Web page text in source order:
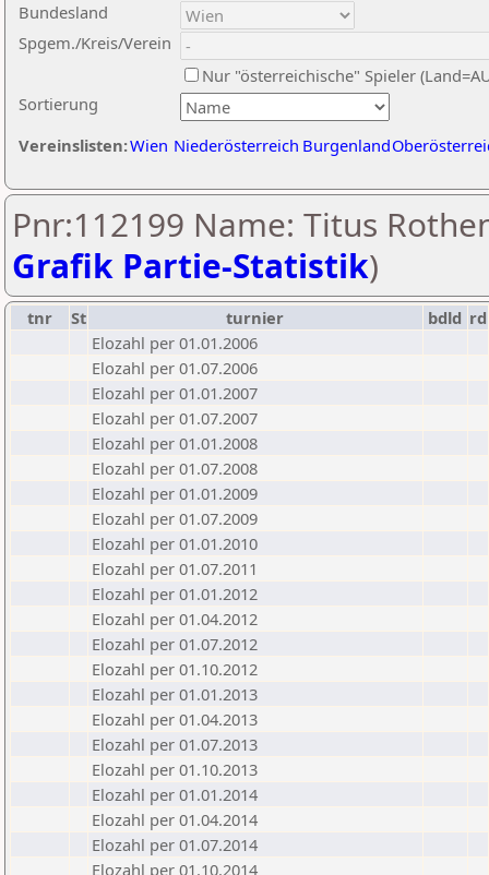
Sortierung
Bundesland
Spgem./Kreis/Verein
Nur "österreichische" Spieler
Vereinslisten:Wien Niederösterreich Burgenland
Pnr:112199 Name: Titus
Grafik Partie-Statistik)
tnr St turnier bdld rd
Elozahl per 01.01.2006
Elozahl per 01.07.2006
Elozahl per 01.01.2007
Elozahl per 01.07.2007
Elozahl per 01.01.2008
Elozahl per 01.07.2008
Elozahl per 01.01.2009
Elozahl per 01.07.2009
Elozahl per 01.01.2010
Elozahl per 01.07.2011
Elozahl per 01.01.2012
Elozahl per 01.04.2012
Elozahl per 01.07.2012
Elozahl per 01.10.2012
Elozahl per 01.01.2013
Elozahl per 01.04.2013
Elozahl per 01.07.2013
Elozahl per 01.10.2013
Elozahl per 01.01.2014
Elozahl per 01.04.2014
Elozahl per 01.07.2014
Elozahl per 01.10.2014